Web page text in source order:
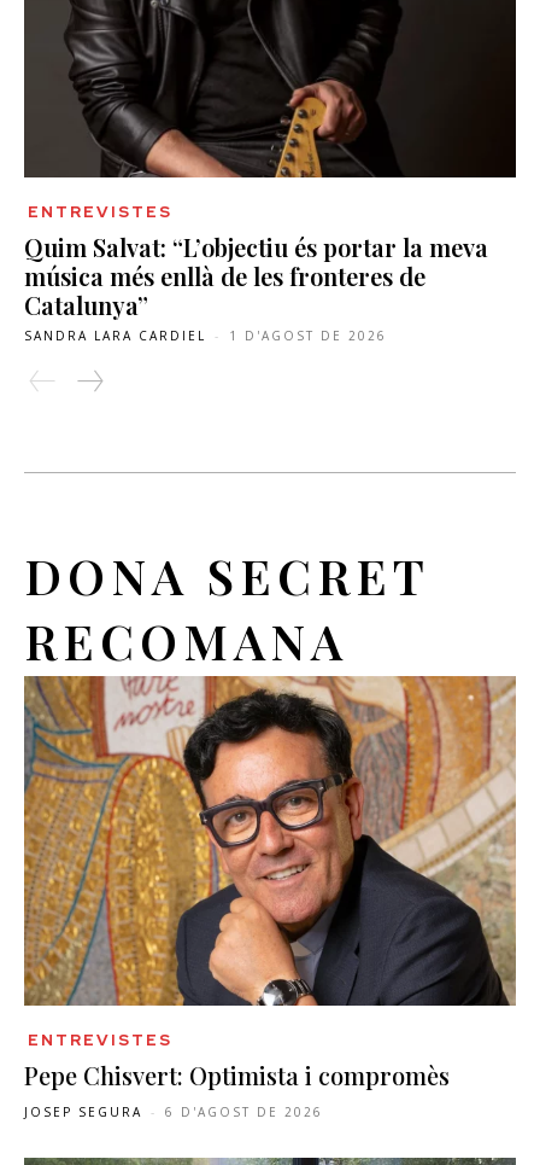
ENTREVISTES
Quim Salvat: “L’objectiu és portar la meva
música més enllà de les fronteres de
Catalunya”
SANDRA LARA CARDIEL - 1 D'AGOST DE 2026
DONA SECRET
RECOMANA
ENTREVISTES
Pepe Chisvert: Optimista i compromès
JOSEP SEGURA - 6 D'AGOST DE 2026